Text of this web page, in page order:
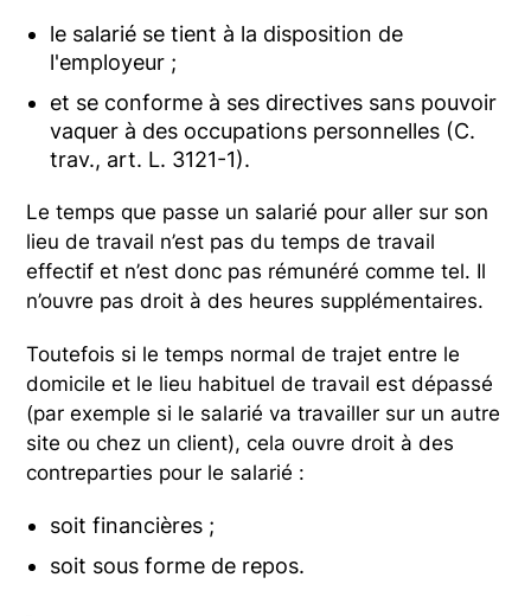
le salarié se tient à la disposition de
l'employeur ;
et se conforme à ses directives sans pouvoir
vaquer à des occupations personnelles (C.
trav., art. L. 3121-1).
Le temps que passe un salarié pour aller sur son
lieu de travail n’est pas du temps de travail
effectif et n’est donc pas rémunéré comme tel. Il
n’ouvre pas droit à des heures supplémentaires.
Toutefois si le temps normal de trajet entre le
domicile et le lieu habituel de travail est dépassé
(par exemple si le salarié va travailler sur un autre
site ou chez un client), cela ouvre droit à des
contreparties pour le salarié :
soit financières ;
soit sous forme de repos.